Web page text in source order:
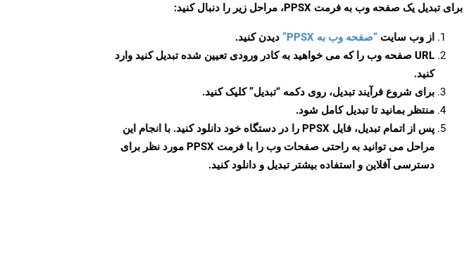
برای تبدیل یک صفحه وب به فرمت PPSX، مراحل زیر را دنبال کنید:
از وب سایت “صفحه وب به PPSX”
دیدن کنید.
URL صفحه وب را که می خواهید به کادر ورودی تعیین شده تبدیل کنید وارد
کنید.
برای شروع فرآیند تبدیل، روی دکمه “تبدیل” کلیک کنید.
منتظر بمانید تا تبدیل کامل شود.
پس از اتمام تبدیل، فایل PPSX را در دستگاه خود دانلود کنید. با انجام این
مراحل می توانید به راحتی صفحات وب را با فرمت PPSX مورد نظر برای
دسترسی آفلاین و استفاده بیشتر تبدیل و دانلود کنید.